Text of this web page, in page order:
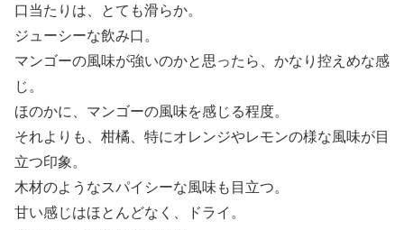
口当たりは、とても滑らか。
ジューシーな飲み口。
マンゴーの風味が強いのかと思ったら、かなり控えめな感
じ。
ほのかに、マンゴーの風味を感じる程度。
それよりも、柑橘、特にオレンジやレモンの様な風味が目
立つ印象。
木材のようなスパイシーな風味も目立つ。
甘い感じはほとんどなく、ドライ。